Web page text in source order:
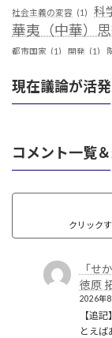
社会主義の変容 (1) 科
華夷（中華）
都市国家 (1) 開発 (1)
現在議論が活
コメント一覧
クリック
「せ
徳原
2026年
【追
とえば